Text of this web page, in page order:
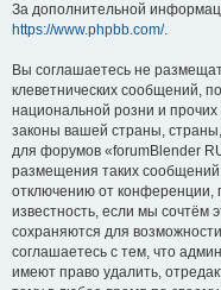
За дополнительной
https://www.phpbb.com/.
Вы соглашаетесь не
клеветнических сообщений,
национальной розни и
законы вашей страны, страны,
для форумов «forumBlender
размещения таких
отключению от конференции,
известность, если мы сочтём
сохраняются для
соглашаетесь с тем, что
имеют право удалить,